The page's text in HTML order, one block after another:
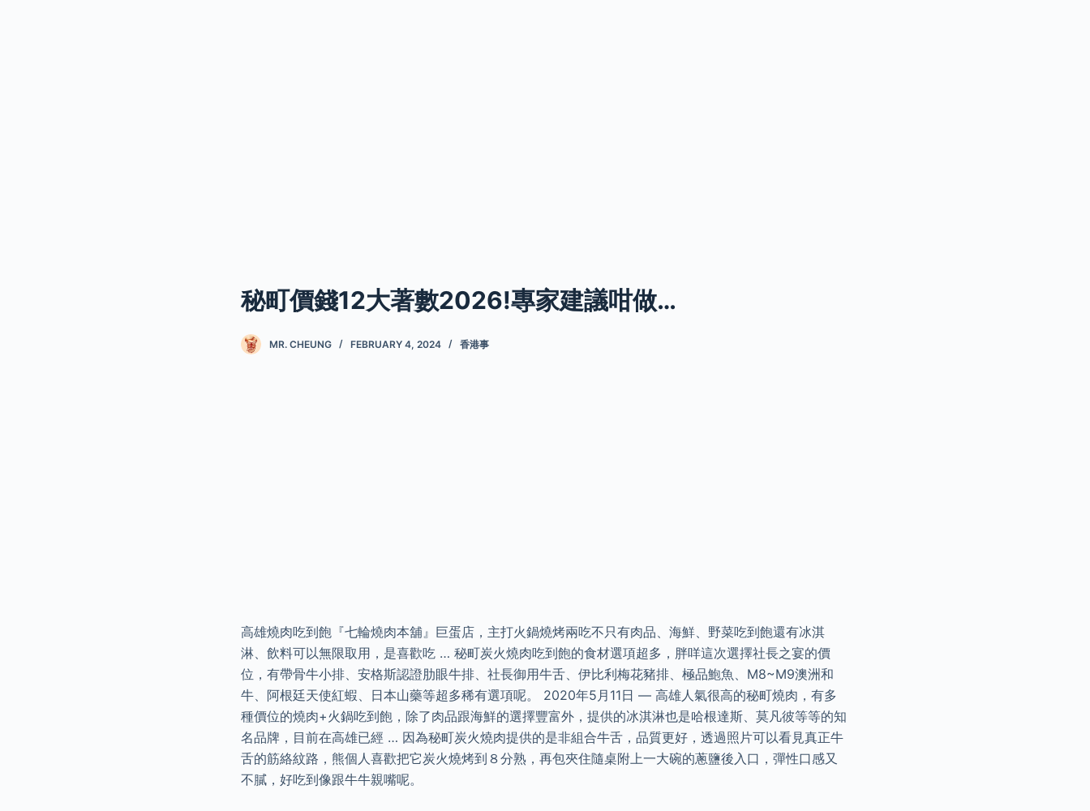
秘町價錢12大著數2026!專家建議咁做…
MR. CHEUNG FEBRUARY 4, 2024 香港事
高雄燒肉吃到飽『七輪燒肉本舖』巨蛋店，主打火鍋燒烤兩吃不只有肉品、海鮮、野菜吃到飽還有冰淇
淋、飲料可以無限取用，是喜歡吃 … 秘町炭火燒肉吃到飽的食材選項超多，胖咩這次選擇社長之宴的價
位，有帶骨牛小排、安格斯認證肋眼牛排、社長御用牛舌、伊比利梅花豬排、極品鮑魚、M8~M9澳洲和
牛、阿根廷天使紅蝦、日本山藥等超多稀有選項呢。 2020年5月11日 — 高雄人氣很高的秘町燒肉，有多
種價位的燒肉+火鍋吃到飽，除了肉品跟海鮮的選擇豐富外，提供的冰淇淋也是哈根達斯、莫凡彼等等的知
名品牌，目前在高雄已經 … 因為秘町炭火燒肉提供的是非組合牛舌，品質更好，透過照片可以看見真正牛
舌的筋絡紋路，熊個人喜歡把它炭火燒烤到８分熟，再包夾住隨桌附上一大碗的蔥鹽後入口，彈性口感又
不膩，好吃到像跟牛牛親嘴呢。